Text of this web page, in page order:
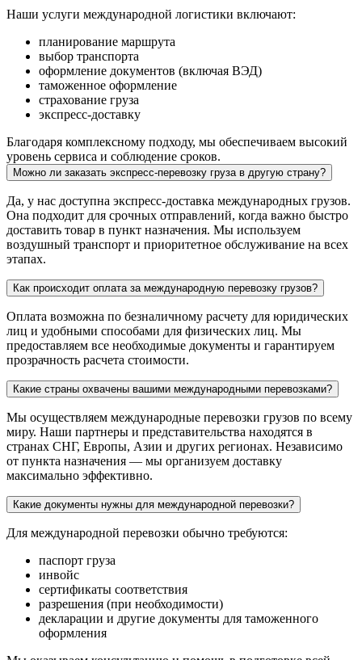
Наши услуги международной логистики включают:
планирование маршрута
выбор транспорта
оформление документов (включая ВЭД)
таможенное оформление
страхование груза
экспресс-доставку
Благодаря комплексному подходу, мы обеспечиваем высокий
уровень сервиса и соблюдение сроков.
Можно ли заказать экспресс-перевозку груза в другую страну?
Да, у нас доступна экспресс-доставка международных грузов.
Она подходит для срочных отправлений, когда важно быстро
доставить товар в пункт назначения. Мы используем
воздушный транспорт и приоритетное обслуживание на всех
этапах.
Как происходит оплата за международную перевозку грузов?
Оплата возможна по безналичному расчету для юридических
лиц и удобными способами для физических лиц. Мы
предоставляем все необходимые документы и гарантируем
прозрачность расчета стоимости.
Какие страны охвачены вашими международными перевозками?
Мы осуществляем международные перевозки грузов по всему
миру. Наши партнеры и представительства находятся в
странах СНГ, Европы, Азии и других регионах. Независимо
от пункта назначения — мы организуем доставку
максимально эффективно.
Какие документы нужны для международной перевозки?
Для международной перевозки обычно требуются:
паспорт груза
инвойс
сертификаты соответствия
разрешения (при необходимости)
декларации и другие документы для таможенного
оформления